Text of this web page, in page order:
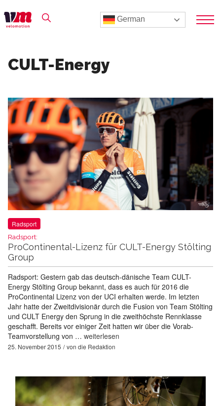
German
CULT-Energy
Radsport
Radsport:
ProContinental-Lizenz für CULT-Energy Stölting
Group
Radsport: Gestern gab das deutsch-dänische Team CULT-
Energy Stölting Group bekannt, dass es auch für 2016 die
ProContinental Lizenz von der UCI erhalten werde. Im letzten
Jahr hatte der Zweitdivisionär durch die Fusion von Team Stölting
und CULT Energy den Sprung in die zweithöchste Rennklasse
geschafft. Bereits vor einiger Zeit hatten wir über die Vorab-
Teamvorstellung von … weiterlesen
25. November 2015 von die Redaktion